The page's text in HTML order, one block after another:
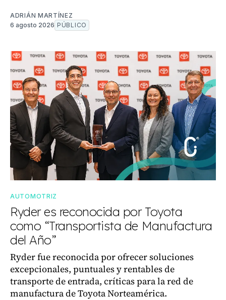
ADRIÁN MARTÍNEZ
6 agosto 2026 PÚBLICO
AUTOMOTRIZ
Ryder es reconocida por Toyota
como “Transportista de Manufactura
del Año”
Ryder fue reconocida por ofrecer soluciones
excepcionales, puntuales y rentables de
transporte de entrada, críticas para la red de
manufactura de Toyota Norteamérica.